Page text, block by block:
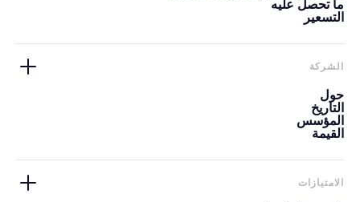
ما تحصل عليه
التسعير
الشركة
حول
التاريخ
المؤسس
القيمة
الامتيازات